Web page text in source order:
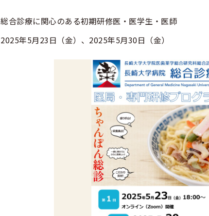
総合診療に関心のある初期研修医・医学生・医師
2025年5月23日（金）、2025年5月30日（金）